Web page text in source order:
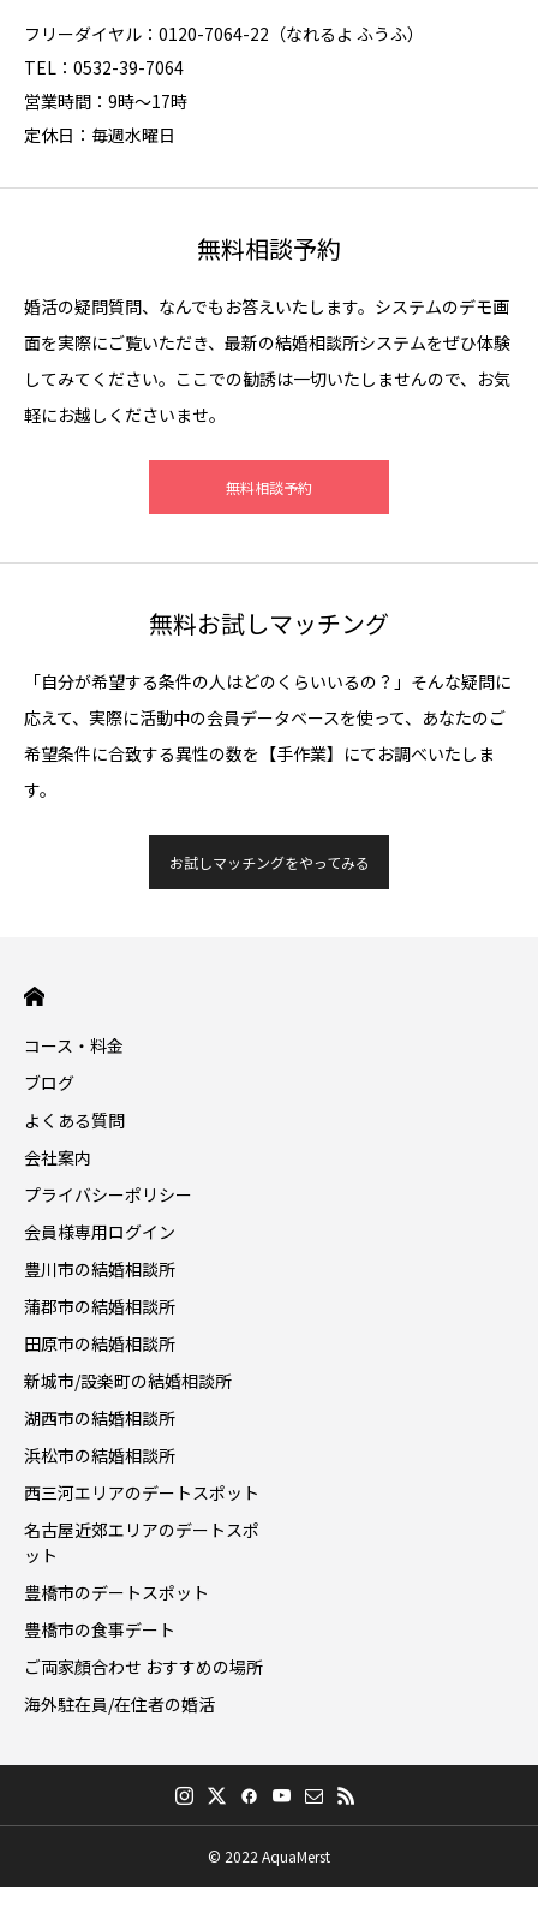
フリーダイヤル：0120-7064-22（なれるよ ふうふ）
TEL：0532-39-7064
営業時間：9時～17時
定休日：毎週水曜日
無料相談予約
婚活の疑問質問、なんでもお答えいたします。システムのデモ画
面を実際にご覧いただき、最新の結婚相談所システムをぜひ体験
してみてください。ここでの勧誘は一切いたしませんので、お気
軽にお越しくださいませ。
無料相談予約
無料お試しマッチング
「自分が希望する条件の人はどのくらいいるの？」そんな疑問に
応えて、実際に活動中の会員データベースを使って、あなたのご
希望条件に合致する異性の数を【手作業】にてお調べいたしま
す。
お試しマッチングをやってみる
コース・料金
ブログ
よくある質問
会社案内
プライバシーポリシー
会員様専用ログイン
豊川市の結婚相談所
蒲郡市の結婚相談所
田原市の結婚相談所
新城市/設楽町の結婚相談所
湖西市の結婚相談所
浜松市の結婚相談所
西三河エリアのデートスポット
名古屋近郊エリアのデートスポ
ット
豊橋市のデートスポット
豊橋市の食事デート
ご両家顔合わせ おすすめの場所
海外駐在員/在住者の婚活
© 2022 AquaMerst